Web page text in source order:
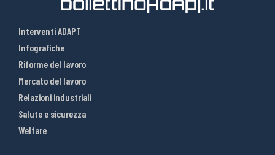
Interventi ADAPT
Infografiche
Riforme del lavoro
Mercato del lavoro
Relazioni industriali
Salute e sicurezza
Welfare